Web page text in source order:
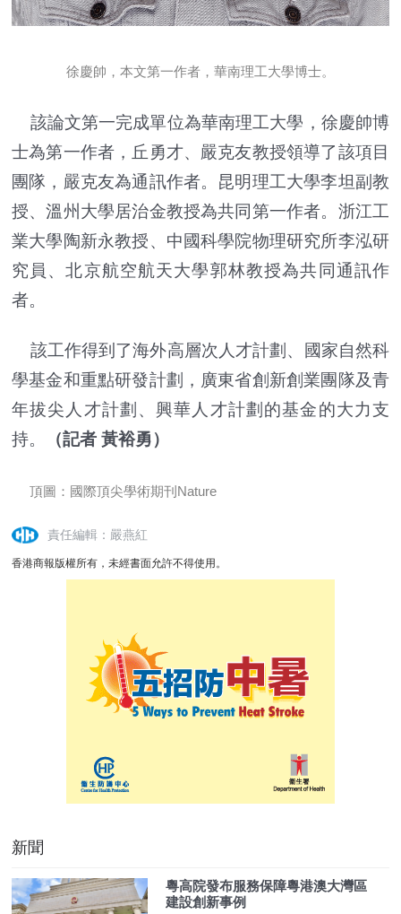
徐慶帥，本文第一作者，華南理工大學博士。
該論文第一完成單位為華南理工大學，徐慶帥博
士為第一作者，丘勇才、嚴克友教授領導了該項目
團隊，嚴克友為通訊作者。昆明理工大學李坦副教
授、溫州大學居治金教授為共同第一作者。浙江工
業大學陶新永教授、中國科學院物理研究所李泓研
究員、北京航空航天大學郭林教授為共同通訊作
者。
該工作得到了海外高層次人才計劃、國家自然科
學基金和重點研發計劃，廣東省創新創業團隊及青
年拔尖人才計劃、興華人才計劃的基金的大力支
持。
（記者 黃裕勇）
頂圖：國際頂尖學術期刊Nature
責任編輯：嚴燕紅
香港商報版權所有，未經書面允許不得使用。
新聞
粵高院發布服務保障粵港澳大灣區
建設創新事例